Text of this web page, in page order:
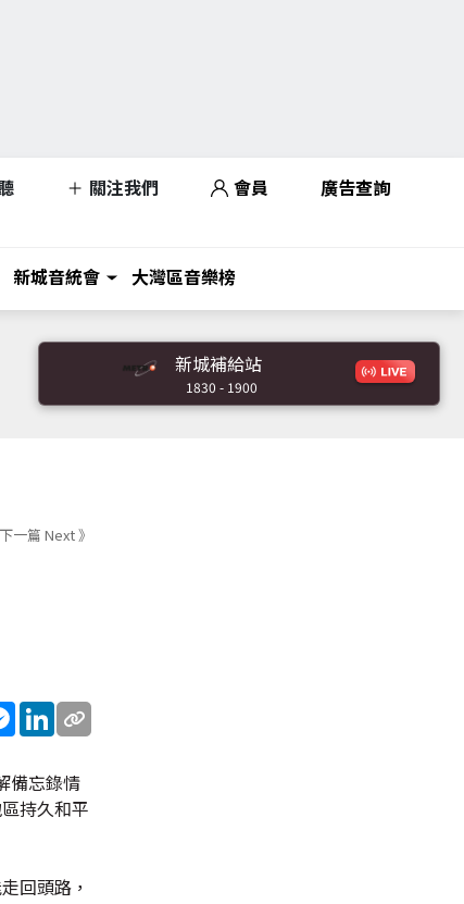
關注我們 會員 廣告查詢
新城音統會 大灣區音樂榜
新城補給站
1830 - 1900
下一篇 Next 》
Messenger
LinkedIn
備忘錄情
持久和平
回頭路，